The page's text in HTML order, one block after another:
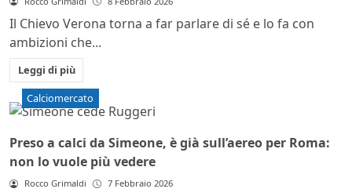
Il Chievo Verona torna a far parlare di sé e lo fa con
ambizioni che...
Leggi di più
Calciomercato
Preso a calci da Simeone, è già sull’aereo per Roma:
non lo vuole più vedere
Rocco Grimaldi 7 Febbraio 2026